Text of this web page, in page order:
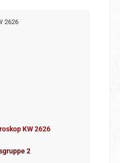
KW 2626
2